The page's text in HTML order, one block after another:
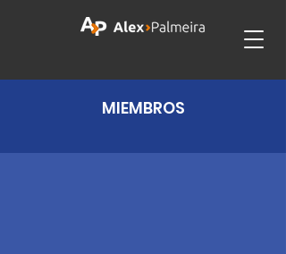
MIEMBROS